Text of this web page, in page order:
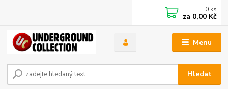
Menu
Hledat
0 ks
za 0,00 Kč